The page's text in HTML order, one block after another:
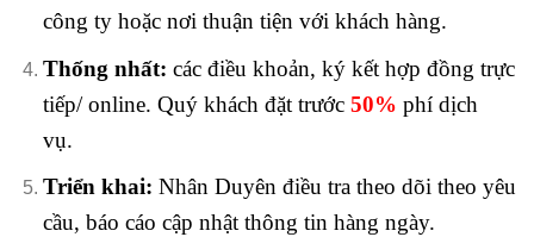
công ty hoặc nơi thuận tiện với khách hàng.
Thống nhất: các điều khoản, ký kết hợp đồng trực
tiếp/ online. Quý khách đặt trước 50% phí dịch
vụ.
Triển khai: Nhân Duyên điều tra theo dõi theo yêu
cầu, báo cáo cập nhật thông tin hàng ngày.